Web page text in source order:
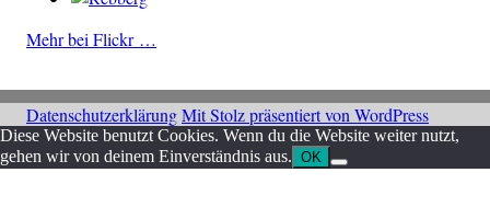
Mehr bei Flickr …
DatenschutzerklärungMit Stolz präsentiert von WordPress
Diese Website benutzt Cookies. Wenn du die Website weiter nutzt,
gehen wir von deinem Einverständnis aus. OK